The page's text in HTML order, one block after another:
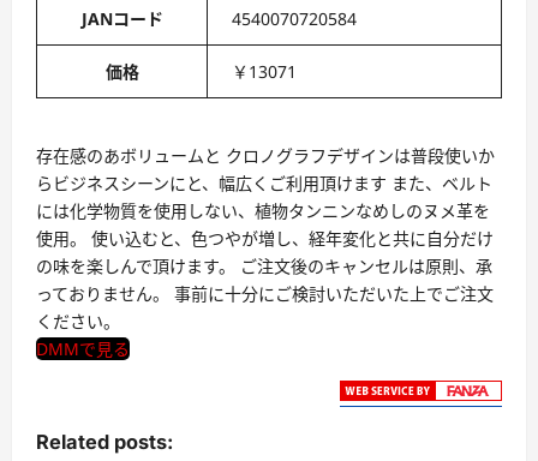
JANコード 4540070720584
価格 ￥13071
存在感のあボリュームと クロノグラフデザインは普段使いか
らビジネスシーンにと、幅広くご利用頂けます また、ベルト
には化学物質を使用しない、植物タンニンなめしのヌメ革を
使用。 使い込むと、色つやが増し、経年変化と共に自分だけ
の味を楽しんで頂けます。 ご注文後のキャンセルは原則、承
っておりません。 事前に十分にご検討いただいた上でご注文
ください。
DMMで見る
Related posts: